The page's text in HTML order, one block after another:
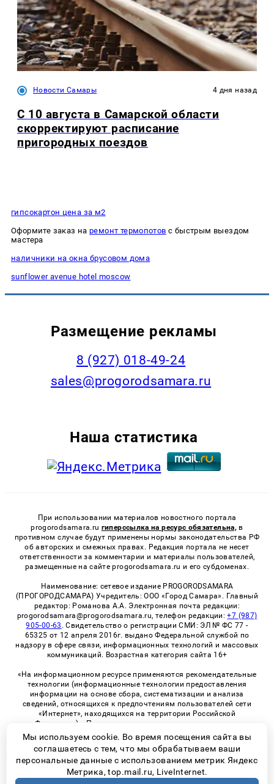
Новости Самары 4 дня назад
С 10 августа в Самарской области
скорректируют расписание
пригородных поездов
гипсокартон цена за м2
Оформите заказ наремонт термопотов с быстрым выездом
мастера
наличники на окна брусовом дома
sunflower avenue hotel moscow
Размещение рекламы
8 (927) 018-49-24
sales@progorodsamara.ru
Наша статистика
При использовании материалов новостного портала
progorodsamara.ru гиперссылка на ресурс обязательна, в
противном случае будут применены нормы законодательства РФ
об авторских и смежных правах. Редакция портала не несет
ответственности за комментарии и материалы пользователей,
размещенные на сайте progorodsamara.ru и его субдоменах.
Наименование: сетевое издание PROGORODSAMARA
(ПРОГОРОДСАМАРА) Учредитель: ООО «Город Самара». Главный
редактор: Романова А.А. Электронная почта редакции:
progorodsamara@progorodsamara.ru, телефон редакции:+7 (987)
905-00-63 . Свидетельство о регистрации СМИ: ЭЛ № ФС 77 -
65325 от 12 апреля 2016г. выдано Федеральной службой по
надзору в сфере связи, информационных технологий и массовых
коммуникаций. Возрастная категория сайта 16+
«На информационном ресурсе применяются рекомендательные
технологии (информационные технологии предоставления
информации на основе сбора, систематизации и анализа
сведений, относящихся к предпочтениям пользователей сети
«Интернет», находящихся на территории Российской
Федерации)». Правила применения рекомендательных
технологий в виджетах рекламно-обменной сети
«СМИ2» (PDF)
© 2026 «ProGorodSamara» | Все права защищены
Мы используем cookie. Во время посещения сайта вы
соглашаетесь с тем, что мы обрабатываем ваши
персональные данные с использованием метрик Яндекс
Метрика, top.mail.ru, LiveInternet.